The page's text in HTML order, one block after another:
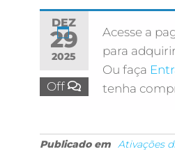
DEZ
29
2025
Off
Acesse a
para
Ou faça
tenha
Publicado em Ativações